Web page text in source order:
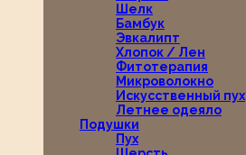
Шелк
Бамбук
Эвкалипт
Хлопок / Лен
Фитотерапия
Микроволокно
Искусственный пух
Летнее одеяло
Подушки
Пух